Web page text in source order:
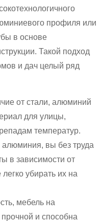
профиля или
в основе
Такой подход
и дач целый ряд
от стали, алюминий
для улицы,
температур.
вы без труда
в зависимости от
убирать их на
мебель на
и способна